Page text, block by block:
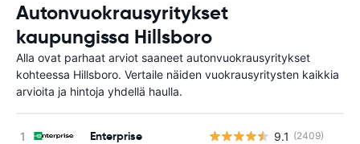
Autonvuokrausyritykset
kaupungissa Hillsboro
Alla ovat parhaat arviot saaneet autonvuokrausyritykset
kohteessa Hillsboro. Vertaile näiden vuokrausyritysten kaikkia
arvioita ja hintoja yhdellä haulla.
Enterprise 9.1 (2409)